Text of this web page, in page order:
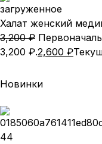
Халат женский
3,200₽
3,200 ₽.2,600 ₽
Новинки